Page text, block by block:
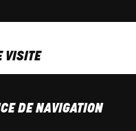
VISITE
DE NAVIGATION